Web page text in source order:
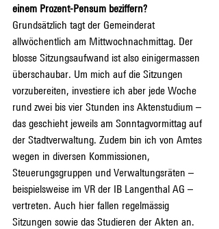
einem Prozent-Pensum beziffern?
Grundsätzlich tagt der Gemeinderat
allwöchentlich am Mittwochnachmittag. Der
blosse Sitzungsaufwand ist also einigermassen
überschaubar. Um mich auf die Sitzungen
vorzubereiten, investiere ich aber jede Woche
rund zwei bis vier Stunden ins Aktenstudium –
das geschieht jeweils am Sonntagvormittag auf
der Stadtverwaltung. Zudem bin ich von Amtes
wegen in diversen Kommissionen,
Steuerungsgruppen und Verwaltungsräten –
beispielsweise im VR der IB Langenthal AG –
vertreten. Auch hier fallen regelmässig
Sitzungen sowie das Studieren der Akten an.